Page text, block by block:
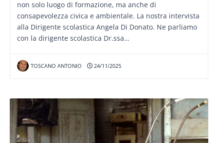
non solo luogo di formazione, ma anche di
consapevolezza civica e ambientale. La nostra intervista
alla Dirigente scolastica Angela Di Donato. Ne parliamo
con la dirigente scolastica Dr.ssa…
TOSCANO ANTONIO 24/11/2025